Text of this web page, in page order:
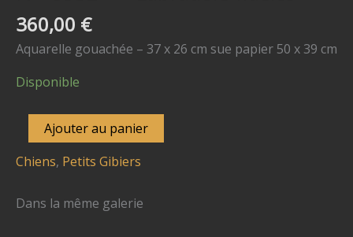
360,00 €
Aquarelle gouachée – 37 x 26 cm sue papier 50 x 39 cm
Disponible
quantité
de
N
8532
Ajouter au panier
Chiens, Petits Gibiers
Dans la même galerie